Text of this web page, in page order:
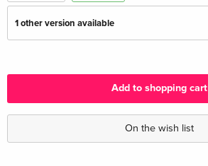
1 other version available
Standard edition — (selected)
Add to shopping cart
On the wish list